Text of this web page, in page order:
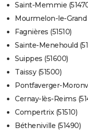
Saint-Memmie
Mourmelon-le-Grand
Fagnières (51510)
Sainte-Menehould
Suippes (51600)
Taissy (51500)
Pontfaverger-
Cernay-lès-Reims
Compertrix (51510)
Bétheniville (51490)